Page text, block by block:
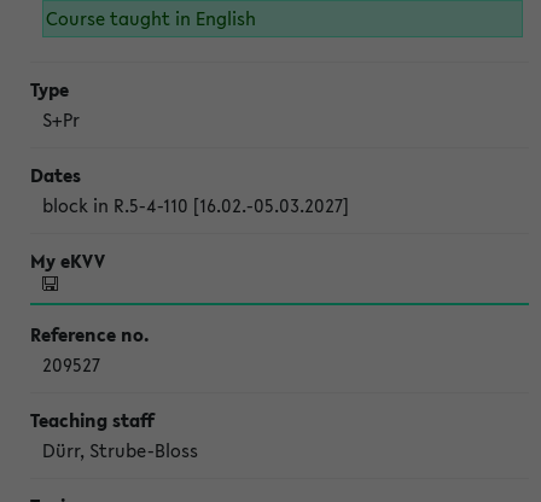
Course taught in English
S+Pr
block in R.5-4-110 [16.02.-05.03.2027]
209527
Dürr, Strube-Bloss